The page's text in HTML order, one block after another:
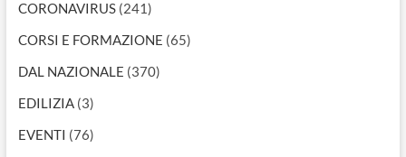
CORONAVIRUS(241)
CORSI E FORMAZIONE (65)
DAL NAZIONALE (370)
EDILIZIA(3)
EVENTI (76)